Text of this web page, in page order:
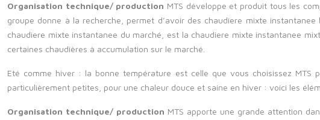
Organisation technique/ production MTS développe et produit tous les
groupe donne à la recherche, permet d’avoir des chaudiere mixte
chaudiere mixte instantanee du marché, est la chaudiere mixte instantanee
certaines chaudières à accumulation sur le marché.
Eté comme hiver : la bonne température est celle que vous choisissez MTS
particulièrement petites, pour une chaleur douce et saine en hiver : voici les
Organisation technique/ production MTS apporte une grande attention